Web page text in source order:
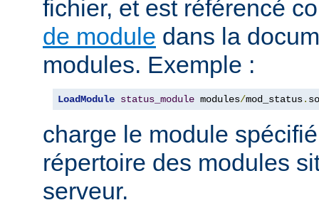
fichier, et est référencé
de module dans la
modules. Exemple :
LoadModule status_module modules/mod_status. so
charge le module
répertoire des modules
serveur.